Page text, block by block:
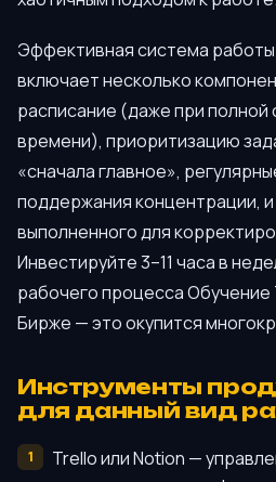
Эффективная система
включает несколько
расписание (даже при
времени), приоритизацию
«сначала главное»,
поддержания концентрации,
выполненного для
Инвестируйте 3–11 часа в
рабочего процесса Обучение
Бирже — это окупится
Инструменты
для данный вид
Trello или Notion —